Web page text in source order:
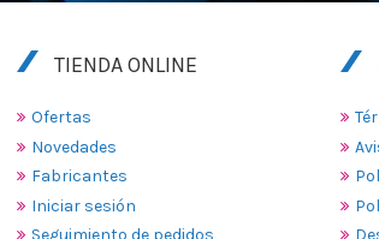
TIENDA ONLINE
Ofertas
Novedades
Fabricantes
Iniciar sesión